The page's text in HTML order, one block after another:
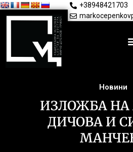
+38948421703
Новини
ИЗЛОЖБА НА
ДИЧОВА И